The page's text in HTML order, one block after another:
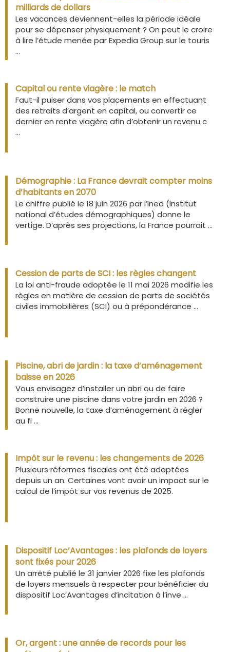
milliards de dollars
Les vacances deviennent-elles la période idéale
pour se dépenser physiquement ? On peut le croire
à lire l’étude menée par Expedia Group sur le touris
...
Capital ou rente viagère : le match
Faut-il puiser dans vos placements en effectuant
des retraits d’argent en capital, ou convertir ce
dernier en rente viagère afin d’obtenir un revenu c
...
Démographie : La France devrait compter moins
d’habitants en 2070
Le chiffre publié le 18 juin 2026 par l’Ined (Institut
national d’études démographiques) donne le
vertige. D’après ses projections, la France pourrait ...
Cession de parts de SCI : les règles changent
La loi anti-fraude adoptée le 11 mai 2026 modifie les
règles en matière de cession de parts de sociétés
civiles immobilières (SCI) ou à prépondérance ...
Piscine, abri de jardin : la taxe d’aménagement
baisse en 2026
Vous envisagez d’installer un abri ou de faire
construire une piscine dans votre jardin en 2026 ?
Bonne nouvelle, la taxe d’aménagement à régler
au fi ...
Impôt sur le revenu : les changements de 2026
Plusieurs réformes fiscales ont été adoptées
depuis un an. Certaines vont avoir un impact sur le
calcul de l’impôt sur vos revenus de 2025.
Dispositif Loc’Avantages : les plafonds de loyers
sont fixés pour 2026
Un arrêté publié le 31 janvier 2026 fixe les plafonds
de loyers mensuels à respecter pour bénéficier du
dispositif Loc’Avantages d’incitation à l’inve ...
Or, argent : une année de records pour les